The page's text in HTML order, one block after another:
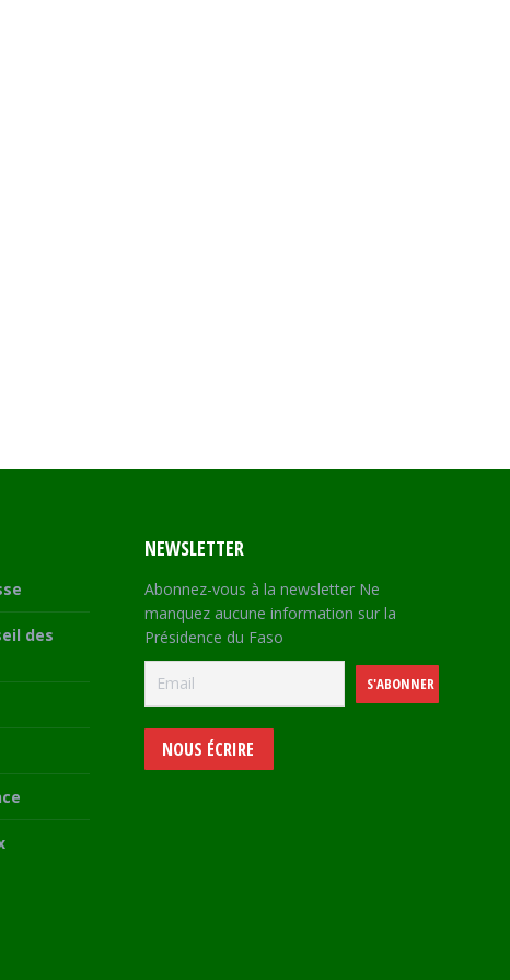
des
NEWSLETTER
Abonnez-vous à la newsletter Ne
manquez aucune information sur la
Présidence du Faso
NOUS ÉCRIRE